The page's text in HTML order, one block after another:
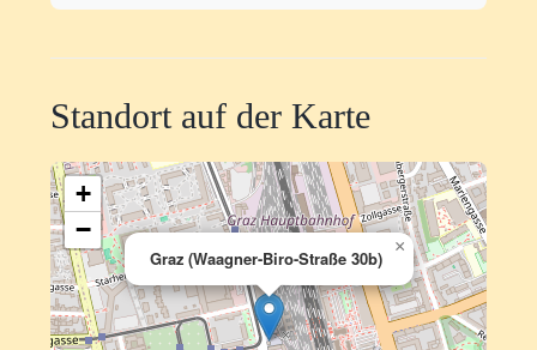
Standort auf der Karte
Graz (Waagner-Biro-Straße 30b)
×
+
−